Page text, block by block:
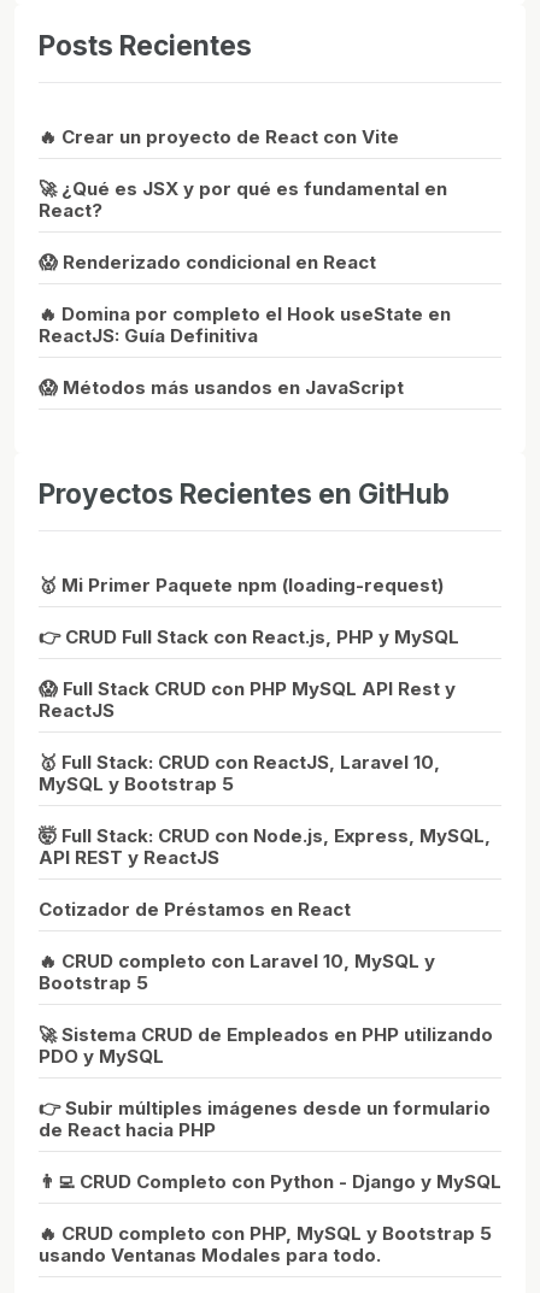
Posts Recientes
🔥 Crear un proyecto de React con Vite
🚀 ¿Qué es JSX y por qué es fundamental en
React?
😱 Renderizado condicional en React
🔥 Domina por completo el Hook useState en
ReactJS: Guía Definitiva
😱 Métodos más usandos en JavaScript
Proyectos Recientes en GitHub
🥇 Mi Primer Paquete npm (loading-request)
👉 CRUD Full Stack con React.js, PHP y MySQL
😱 Full Stack CRUD con PHP MySQL API Rest y
ReactJS
🥇 Full Stack: CRUD con ReactJS, Laravel 10,
MySQL y Bootstrap 5
🤯 Full Stack: CRUD con Node.js, Express, MySQL,
API REST y ReactJS
Cotizador de Préstamos en React
🔥 CRUD completo con Laravel 10, MySQL y
Bootstrap 5
🚀 Sistema CRUD de Empleados en PHP utilizando
PDO y MySQL
👉 Subir múltiples imágenes desde un formulario
de React hacia PHP
👨‍💻 CRUD Completo con Python - Django y MySQL
🔥 CRUD completo con PHP, MySQL y Bootstrap 5
usando Ventanas Modales para todo.